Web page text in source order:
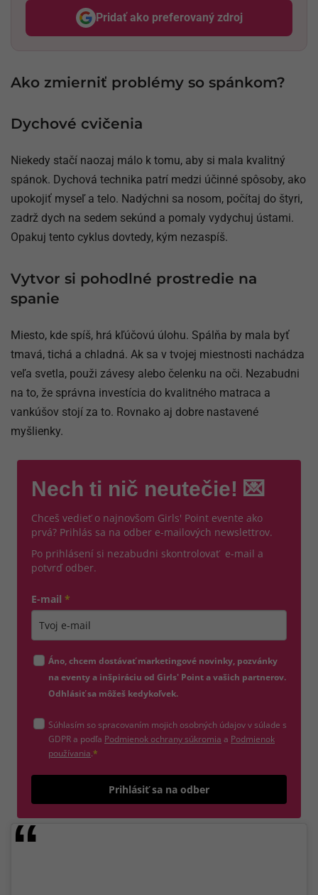
Pridať ako preferovaný zdroj
Odzadu, odkaz sa otvorí v
Ako zmierniť problémy so spánkom?
Dychové cvičenia
Niekedy stačí naozaj málo k tomu, aby si mala kvalitný
spánok. Dychová technika patrí medzi účinné spôsoby, ako
upokojiť myseľ a telo. Nadýchni sa nosom, počítaj do štyri,
zadrž dych na sedem sekúnd a pomaly vydychuj ústami.
Opakuj tento cyklus dovtedy, kým nezaspíš.
Vytvor si pohodlné prostredie na
spanie
Miesto, kde spíš, hrá kľúčovú úlohu. Spálňa by mala byť
tmavá, tichá a chladná. Ak sa v tvojej miestnosti nachádza
veľa svetla, použi závesy alebo čelenku na oči. Nezabudni
na to, že správna investícia do kvalitného matraca a
vankúšov stojí za to. Rovnako aj dobre nastavené
myšlienky.
Nech ti nič neutečie! 💌
Chceš vedieť o najnovšom Girls' Point evente ako
prvá? Prihlás sa na odber e-mailových newslettrov.
Po prihlásení si nezabudni skontrolovať e-mail a
potvrď odber.
E-mail *
Áno, chcem dostávať marketingové novinky, pozvánky
na eventy a inšpiráciu od Girls' Point a vašich partnerov.
Odhlásiť sa môžeš kedykoľvek.
Súhlasím so spracovaním mojich osobných údajov v súlade s
GDPR a podľa Podmienok ochrany súkromia (otvorí sa v novom okne)
a Podmienok
používania(otvorí sa v novom okne)
.*
Prihlásiť sa na odber